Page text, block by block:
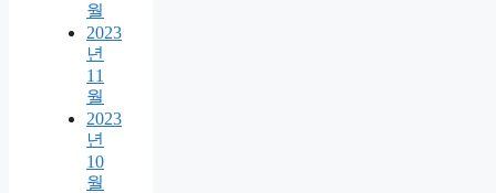
월
2023
년
11
월
2023
년
10
월